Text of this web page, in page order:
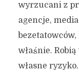
wyrzucani z
agencje,
właśnie.
własne